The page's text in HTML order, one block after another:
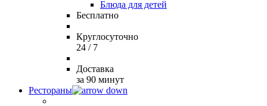
Блюда для детей
Бесплатно
Круглосуточно
24 / 7
Доставка
за 90 минут
Рестораны